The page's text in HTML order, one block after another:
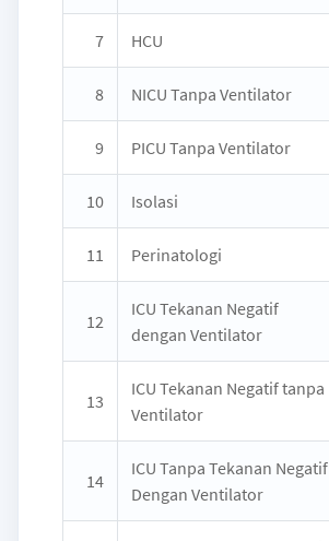
7 HCU
8 NICU Tanpa Ventilator
9 PICU Tanpa Ventilator
10 Isolasi
11 Perinatologi
12
ICU Tekanan Negatif
dengan Ventilator
13
ICU Tekanan Negatif tanpa
Ventilator
14
ICU Tanpa Tekanan Negatif
Dengan Ventilator